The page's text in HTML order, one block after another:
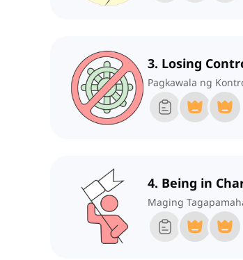
3. Losing
Pagkawala ng
4. Being in
Maging